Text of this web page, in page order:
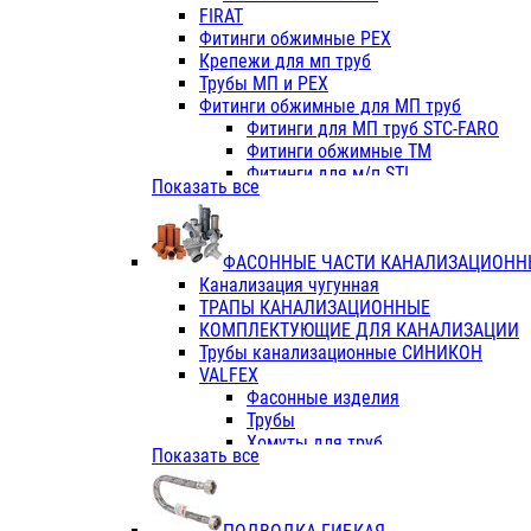
Фитинги ПП белые
Фитинги ПП белые
Фитинги ППс металл.белые
VALFEX
Трубы PE-RT
Трубы ПП водопровод белые
Трубы ПП водопровод серые
Трубы армированные
Трубы армированные
Фитинги с металл. серые
Фитинги ПП (серые)
Фитинги ПП белые
Краны
Фитинги ПП (белые)
Фитинги ПП с металлом белые
ПК КОНТУР
Краны полипропиленовые
Трубы полипропиленивые
FIRAT
Фитинги обжимные PEX
Крепежи для мп труб
Трубы МП и PEX
Фитинги обжимные для МП труб
Фитинги для МП труб STC-FARO
Фитинги обжимные ТМ
Фитинги для м/п STI
Фитинги для МП труб TITAN
TK
VALFEX
Показать все
ФАСОННЫЕ ЧАСТИ
Канализация чугунная
ТРАПЫ КАНАЛИЗАЦИОННЫЕ
КОМПЛЕКТУЮЩИЕ ДЛЯ КАНАЛИЗАЦИИ
Трубы канализационные СИНИКОН
VALFEX
Фасонные изделия
Трубы
Хомуты для труб
ПВХ (стройполимер)
Показать все